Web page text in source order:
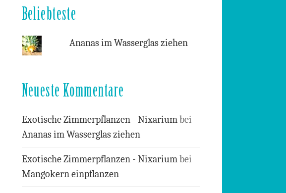
Beliebteste
Ananas im Wasserglas ziehen
Neueste Kommentare
Exotische Zimmerpflanzen - Nixariumbei
Ananas im Wasserglas ziehen
Exotische Zimmerpflanzen - Nixariumbei
Mangokern einpflanzen